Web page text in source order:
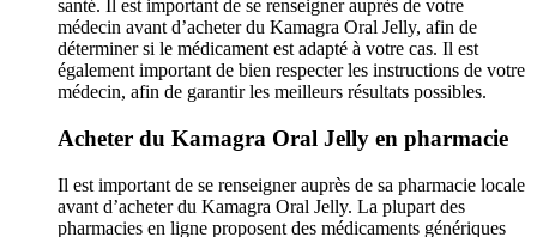
santé. Il est important de se renseigner auprès de votre
médecin avant d’acheter du Kamagra Oral Jelly, afin de
déterminer si le médicament est adapté à votre cas. Il est
également important de bien respecter les instructions de votre
médecin, afin de garantir les meilleurs résultats possibles.
Acheter du Kamagra Oral Jelly en pharmacie
Il est important de se renseigner auprès de sa pharmacie locale
avant d’acheter du Kamagra Oral Jelly. La plupart des
pharmacies en ligne proposent des médicaments génériques